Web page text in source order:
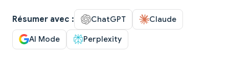
Résumer avec : ChatGPT Claude
AI Mode Perplexity